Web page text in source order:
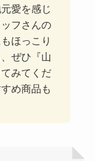
愛を感じ
フさんの
ほっこり
ぜひ『山
みてくだ
め商品も